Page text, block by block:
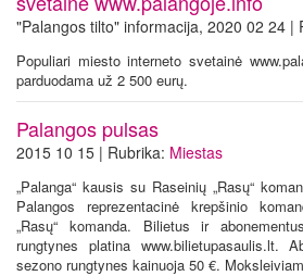
"Palangos tilto" informacija, 2020 02 24 |
Populiari miesto interneto svetainė
parduodama už 2 500 eurų.
Palangos pulsas
2015 10 15 | Rubrika: Miestas
„Palanga“ kausis su Raseinių „Rasų“
Palangos reprezentacinė krepšinio
„Rasų“ komanda. Bilietus ir
rungtynes platina www.bilietupasaulis.lt.
sezono rungtynes kainuoja 50 €.